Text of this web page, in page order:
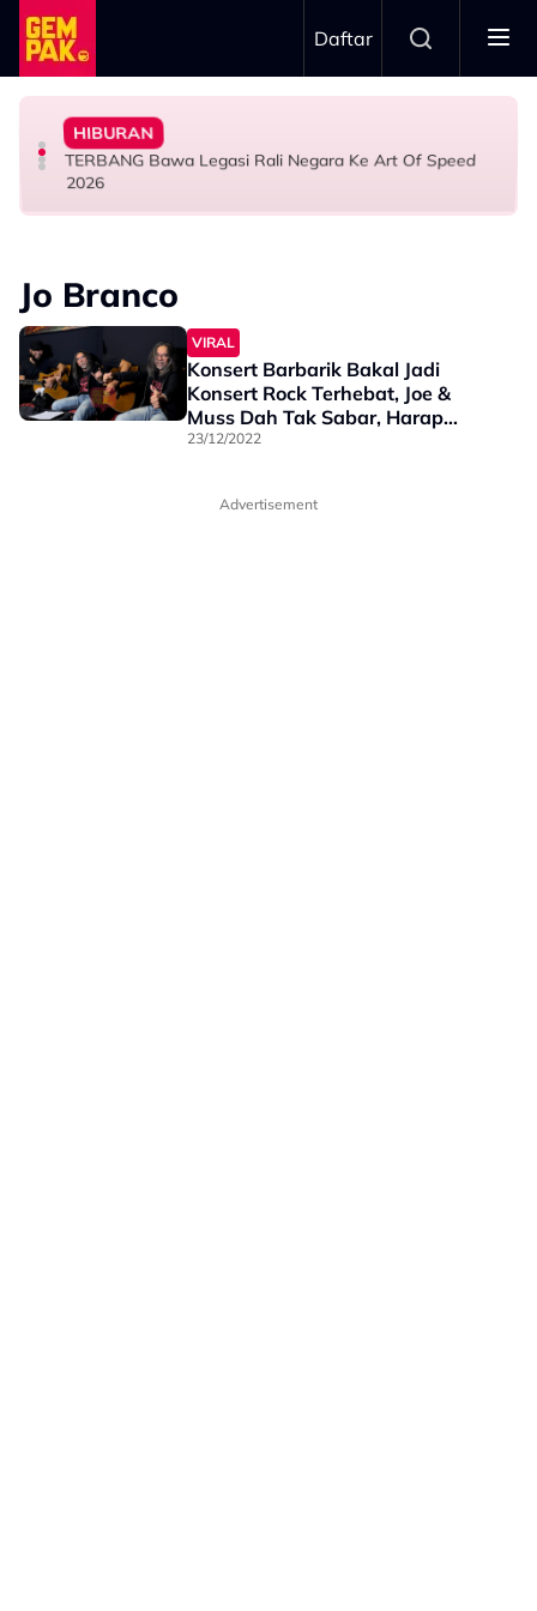
Skip to main content
Daftar
HIBURAN
Yusry Belum Terfikir Masuk GV, Rasa Tak Adil Sebab…
HIBURAN
TERBANG Bawa Legasi Rali Negara Ke Art Of Speed
2026
HIBURAN
Big Stage Rocketfuel: Didakwa Cuba Jadi Aina Abdul,
Ranisha Jawab: “Bagi Saya Itu Satu…”
HIBURAN
Netizen Restu! Semua Tak Sabar Nak Saksikan Kudrat
1968
Jo Branco
VIRAL
Konsert Barbarik Bakal Jadi
Konsert Rock Terhebat, Joe &
Muss Dah Tak Sabar, Harap
Peminat Pulang Dengan
23/12/2022
Advertisement